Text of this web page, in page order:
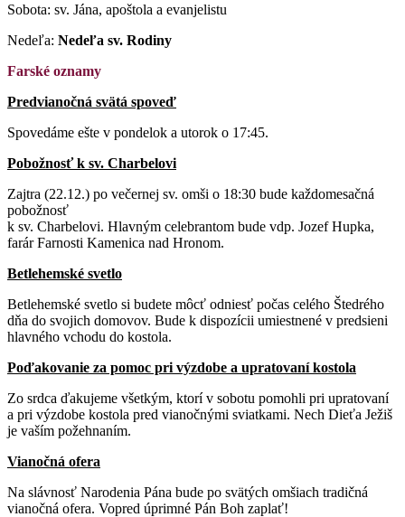
Sobota: sv. Jána, apoštola a evanjelistu
Nedeľa: Nedeľa sv. Rodiny
Farské oznamy
Predvianočná svätá spoveď
Spovedáme ešte v pondelok a utorok o 17:45.
Pobožnosť k sv. Charbelovi
Zajtra (22.12.) po večernej sv. omši o 18:30 bude každomesačná
pobožnosť
k sv. Charbelovi. Hlavným celebrantom bude vdp. Jozef Hupka,
farár Farnosti Kamenica nad Hronom.
Betlehemské svetlo
Betlehemské svetlo si budete môcť odniesť počas celého Štedrého
dňa do svojich domovov. Bude k dispozícii umiestnené v predsieni
hlavného vchodu do kostola.
Poďakovanie za pomoc pri výzdobe a upratovaní kostola
Zo srdca ďakujeme všetkým, ktorí v sobotu pomohli pri upratovaní
a pri výzdobe kostola pred vianočnými sviatkami. Nech Dieťa Ježiš
je vaším požehnaním.
Vianočná ofera
Na slávnosť Narodenia Pána bude po svätých omšiach tradičná
vianočná ofera. Vopred úprimné Pán Boh zaplať!